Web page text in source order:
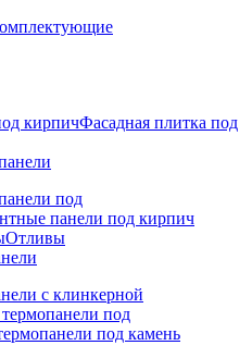
кирпичФасадная плитка под
под
панели под кирпич
Отливы
с клинкерной
под
под камень